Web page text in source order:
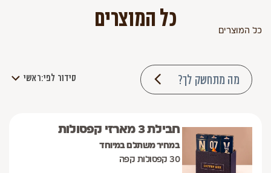
כל המוצרים כל המוצרים
מה מתחשק לך? סידור לפי:ראשי
חבילת 3 מארזי קפסולות
במחיר משתלם במיוחד
30 קפסולות קפה